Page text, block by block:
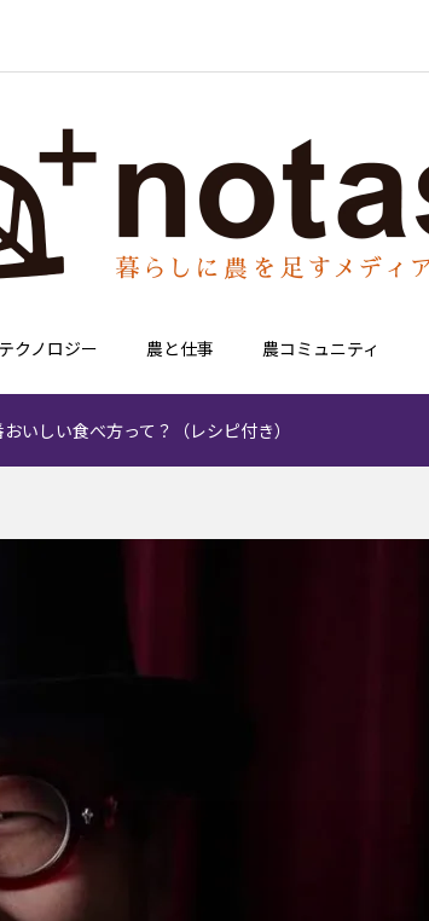
クノロジー 農と仕事 農コミュニティ
いしい食べ方って？（レシピ付き）